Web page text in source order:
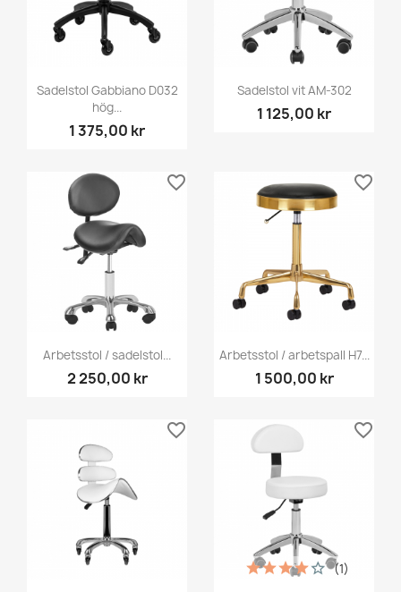
Sadelstol Gabbiano D032
hög...
1 375,00 kr
Sadelstol vit AM-302
1 125,00 kr
Arbetsstol / sadelstol...
2 250,00 kr
favorite_border
Arbetsstol / arbetspall H7...
1 500,00 kr
favorite_border
favorite_border
(1)
favorite_border